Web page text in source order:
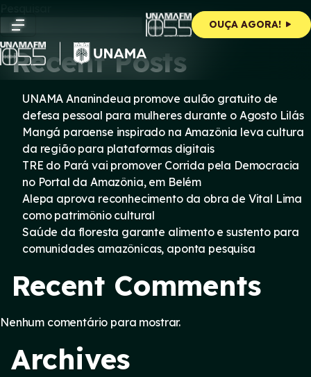
content
OUÇA AGORA!
Pesquisar
Pesquisar
Recent Posts
UNAMA Ananindeua promove aulão gratuito de
defesa pessoal para mulheres durante o Agosto Lilás
Mangá paraense inspirado na Amazônia leva cultura
da região para plataformas digitais
TRE do Pará vai promover Corrida pela Democracia
no Portal da Amazônia, em Belém
Alepa aprova reconhecimento da obra de Vital Lima
como patrimônio cultural
Saúde da floresta garante alimento e sustento para
comunidades amazônicas, aponta pesquisa
Recent Comments
Nenhum comentário para mostrar.
Archives